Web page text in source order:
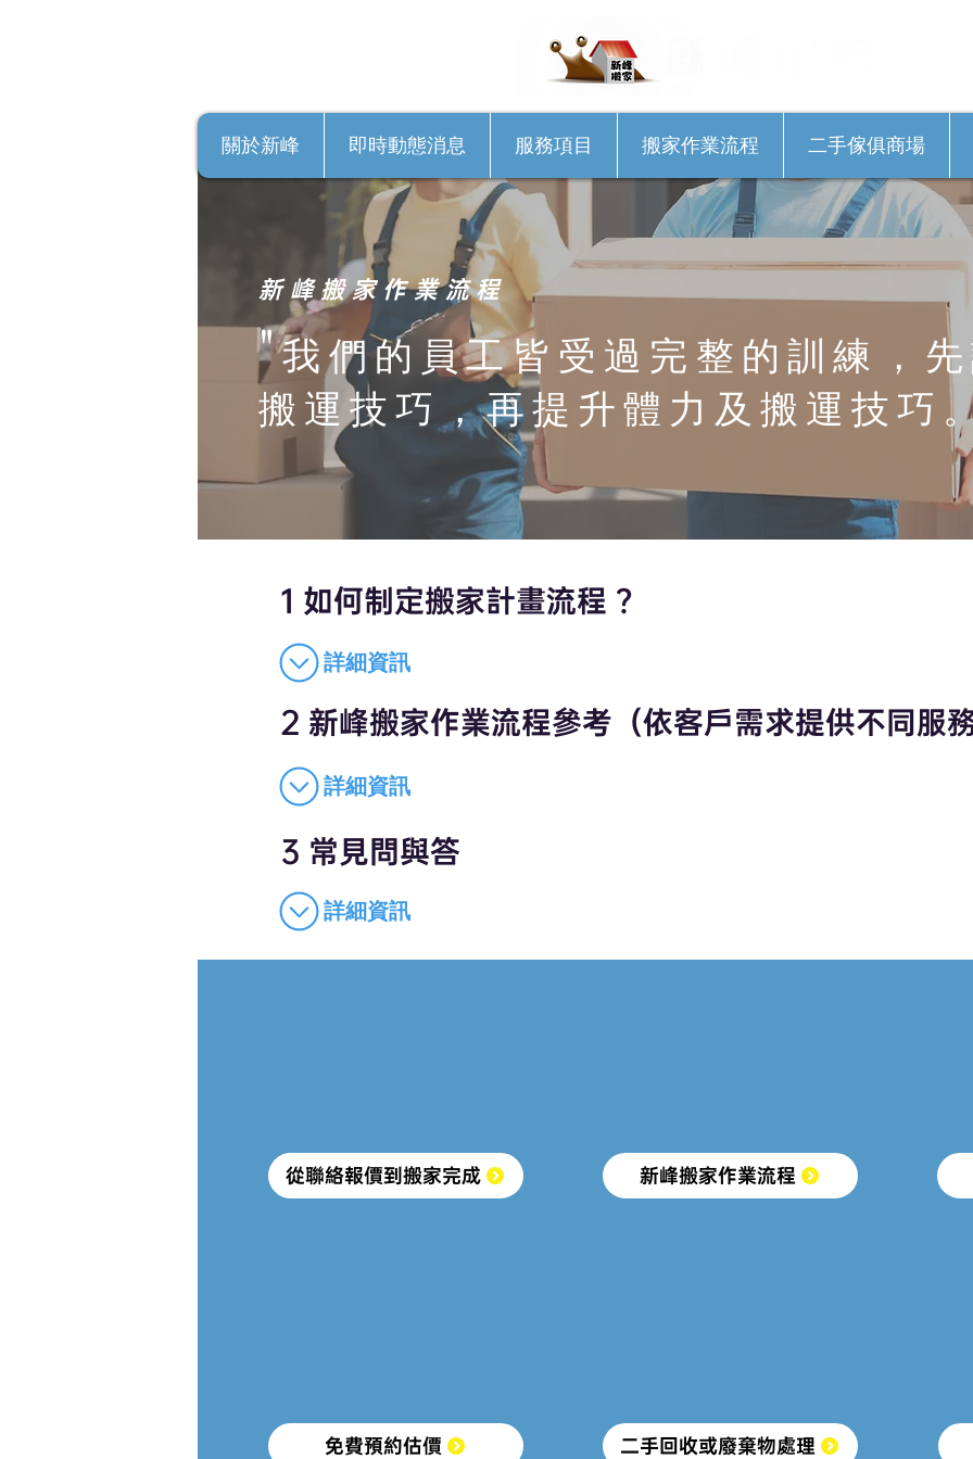
關於新峰 即時動態消息 服務項目 搬家作業流程 二手傢俱商場
新峰搬家作業流程
"我們的員工皆受過完整的訓練，
搬運技巧，再提升體力及搬運技巧
1 如何制定搬家計畫流程 ？
詳細資訊
2 新峰搬家作業流程參考（依客戶需求提供不同服
詳細資訊
3 常見問與答
詳細資訊
從聯絡報價到搬家完成 新峰搬家作業流程
免費預約估價 二手回收或廢棄物處理